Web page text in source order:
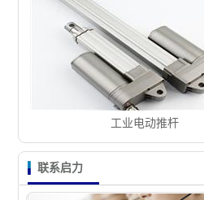
工业电动推杆
联系启力